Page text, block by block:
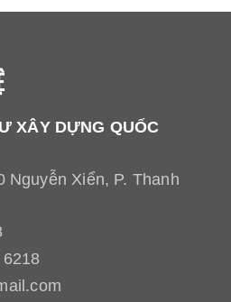
XÂY DỰNG QUỐC
Nguyễn Xiển, P. Thanh